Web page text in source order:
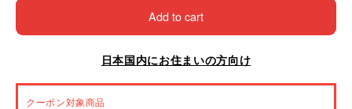
Add to cart
日本国内にお住まいの方向け
クーポン対象商品